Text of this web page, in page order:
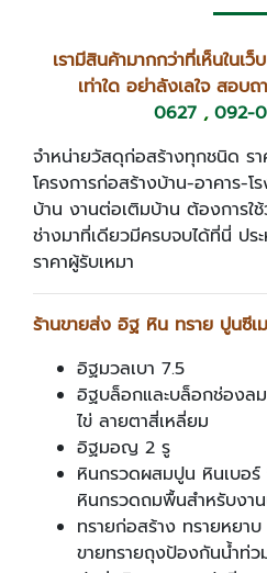
เรามีสินค้ามากกว่าที่เห็นในเ
เท่าใด อย่าลังเลใจ สอบถ
0627 , 092-
จำหน่ายวัสดุก่อสร้างทุกชนิด ร
โครงการก่อสร้างบ้าน-อาคาร-
บ้าน งานต่อเติมบ้าน ต้องการ
ช่างมาที่เดียวมีครบจบได้ที่นี่ ปร
ราคาผู้รับเหมา
ร้านขายส่ง อิฐ หิน ทราย ปูนซีเ
อิฐมวลเบา 7.5
อิฐบล็อกและบล็อกช่องล
ไข่ ลายตาสี่เหลี่ยม
อิฐมอญ 2 รู
หินกรวดผสมปูน หินเบอร์
หินกรวดถมพื้นสำหรับงา
ทรายก่อสร้าง ทรายหยา
ขายทรายถุงป้องกันน้ำท่ว